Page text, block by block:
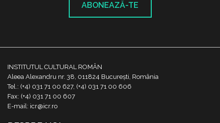
ABONEAZĂ-TE
INSTITUTUL CULTURAL ROMÂN
Aleea Alexandru nr. 38, 011824 București, România
Tel.: (+4) 031 71 00 627, (+4) 031 71 00 606
Fax: (+4) 031 71 00 607
E-mail: icr@icr.ro